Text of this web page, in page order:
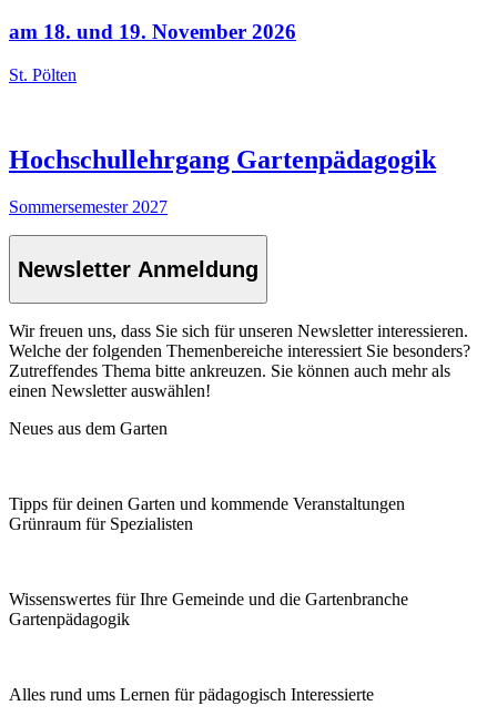
am 18. und 19. November 2026
St. Pölten
Hochschullehrgang Gartenpädagogik
Sommersemester 2027
Newsletter Anmeldung
Wir freuen uns, dass Sie sich für unseren Newsletter interessieren.
Welche der folgenden Themenbereiche interessiert Sie besonders?
Zutreffendes Thema bitte ankreuzen. Sie können auch mehr als
einen Newsletter auswählen!
Neues aus dem Garten
Tipps für deinen Garten und kommende Veranstaltungen
Grünraum für Spezialisten
Wissenswertes für Ihre Gemeinde und die Gartenbranche
Garten­pädagogik
Alles rund ums Lernen für pädagogisch Interessierte